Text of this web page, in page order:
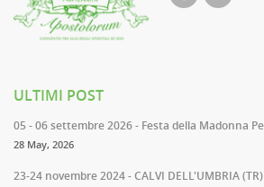
ULTIMI POST
05 - 06 settembre 2026 - Festa della Madonna
28 May, 2026
23-24 novembre 2024 - CALVI DELL'UMBRIA (TR)